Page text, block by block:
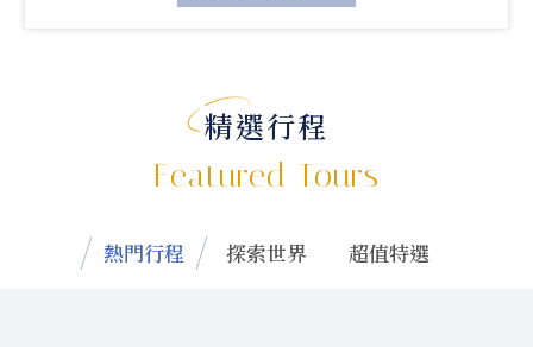
精選行程
Featured Tours
熱門行程 探索世界 超值特選